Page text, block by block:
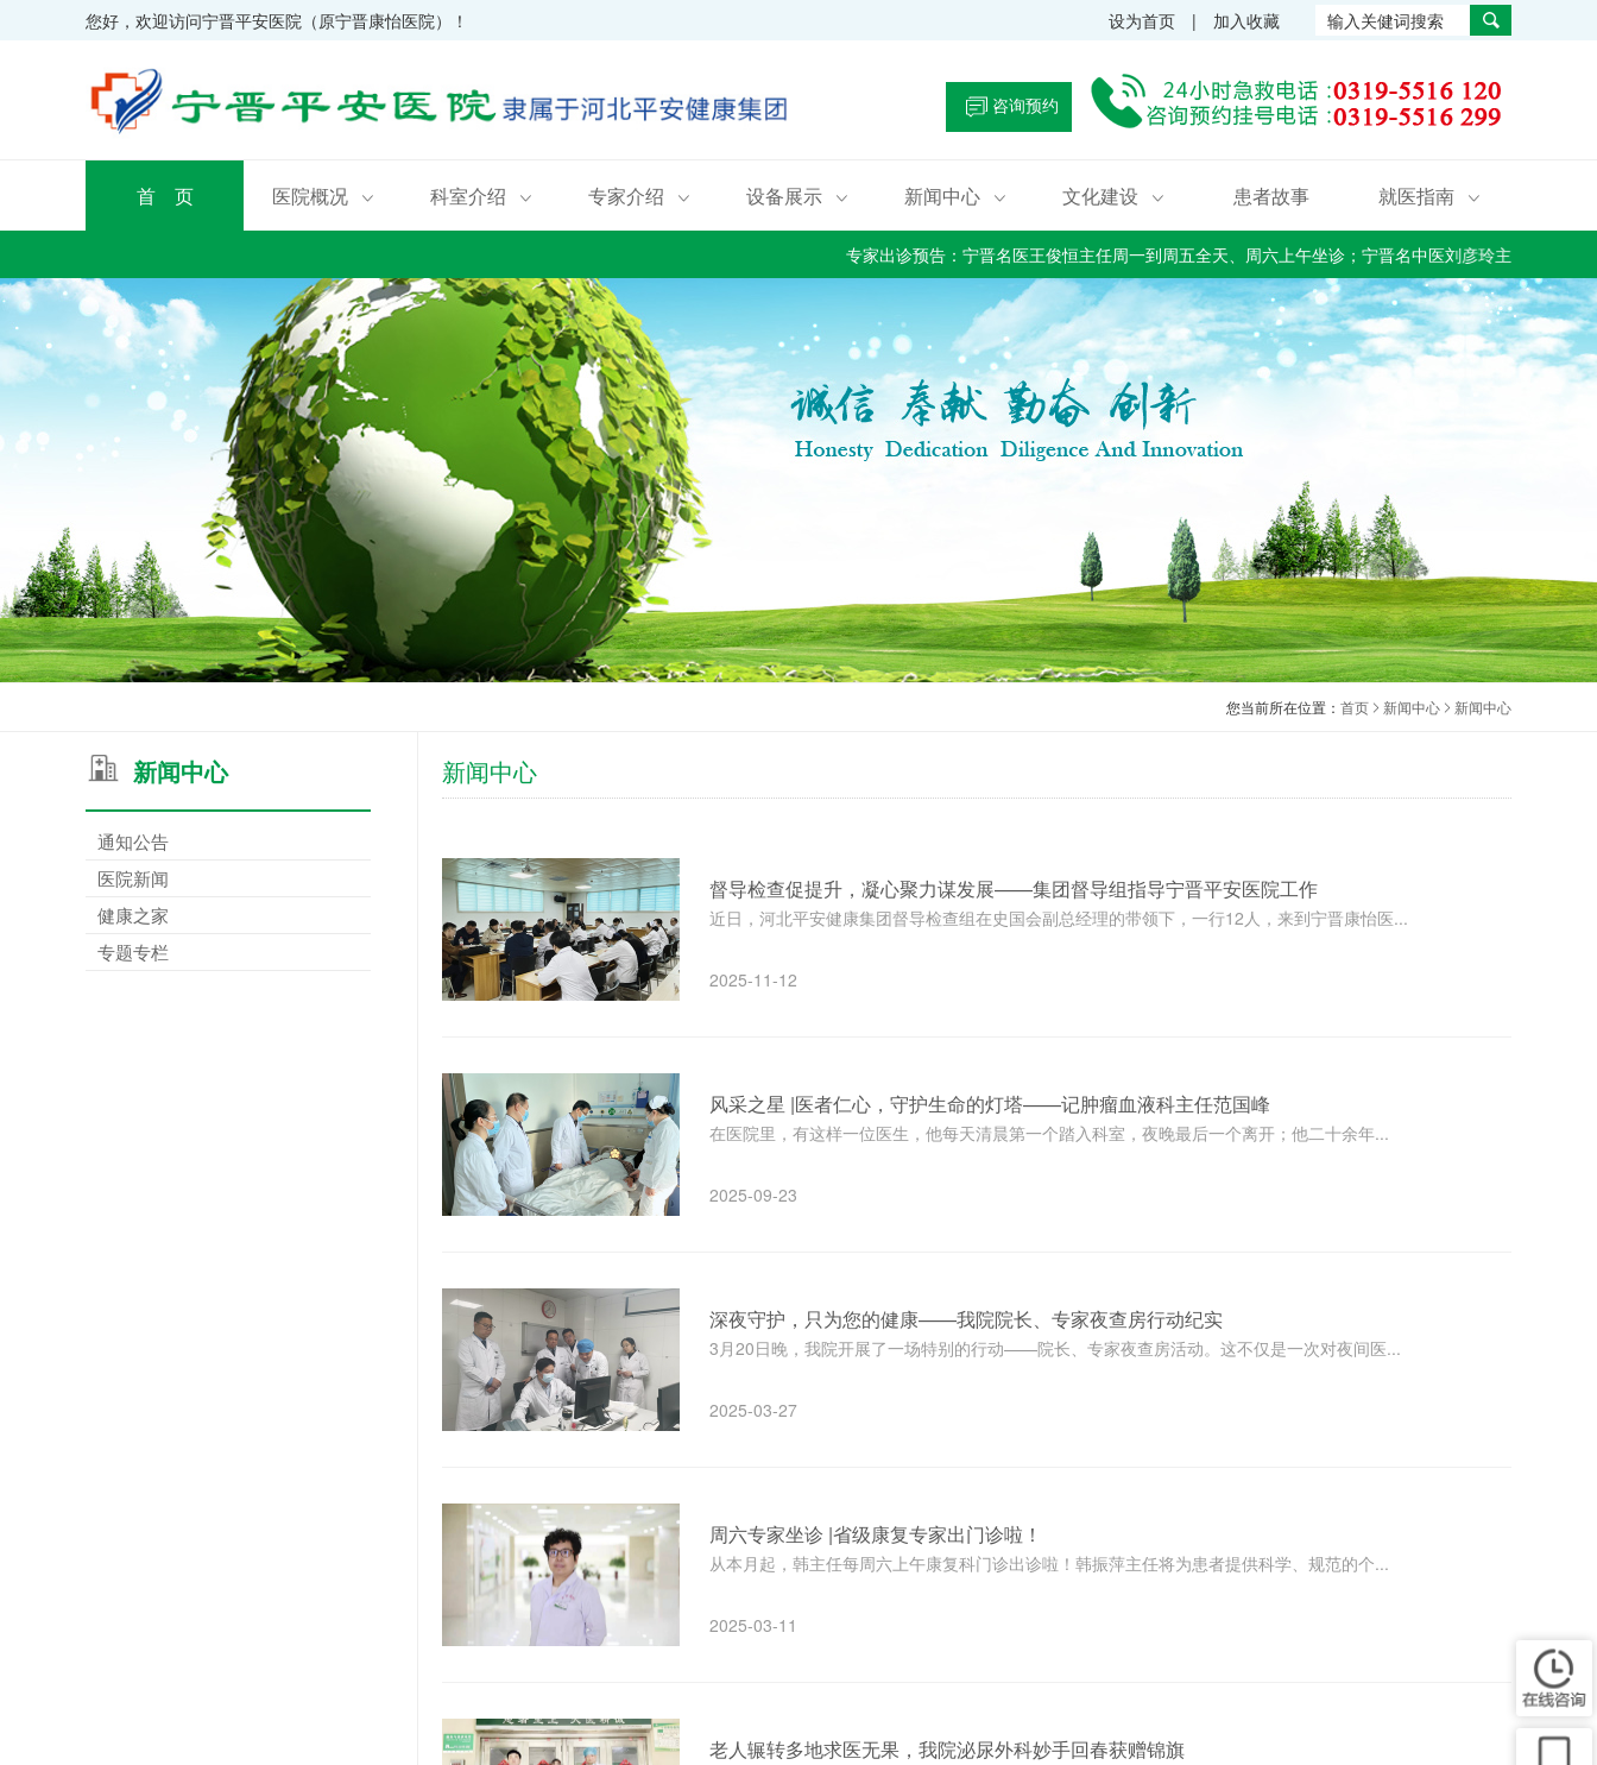
您好，欢迎访问宁晋平安医院（原宁晋康怡医院）！ 设为首页 | 加入收藏
咨询预约
首 页 医院概况  科室介绍  专家介绍  设备展示  新闻中心  文化建设  患者故事 就医指南 
专家出诊预告：宁晋名医王俊恒主任周一到周五全天、周六上午坐诊；宁晋名中医刘彦玲主任每周二、周四
您当前所在位置： 首页 新闻中心 新闻中心
新闻中心
通知公告
医院新闻
健康之家
专题专栏
新闻中心
督导检查促提升，凝心聚力谋发展——集团督导组指导宁晋平安医院工作
近日，河北平安健康集团督导检查组在史国会副总经理的带领下，一行12人，来到宁晋康怡医...
2025-11-12
风采之星 |医者仁心，守护生命的灯塔——记肿瘤血液科主任范国峰
在医院里，有这样一位医生，他每天清晨第一个踏入科室，夜晚最后一个离开；他二十余年...
2025-09-23
深夜守护，只为您的健康——我院院长、专家夜查房行动纪实
3月20日晚，我院开展了一场特别的行动——院长、专家夜查房活动。这不仅是一次对夜间医...
2025-03-27
周六专家坐诊 |省级康复专家出门诊啦！
从本月起，韩主任每周六上午康复科门诊出诊啦！韩振萍主任将为患者提供科学、规范的个...
2025-03-11
老人辗转多地求医无果，我院泌尿外科妙手回春获赠锦旗